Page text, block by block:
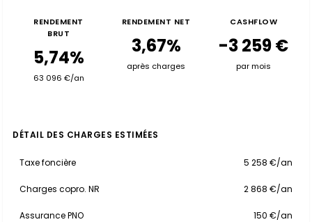
RENDEMENT
BRUT
5,74%
63 096 €/an
RENDEMENT NET
3,67%
après charges
CASHFLOW
-3 259 €
par mois
DÉTAIL DES CHARGES ESTIMÉES
Taxe foncière 5 258 €/an
Charges copro. NR 2 868 €/an
Assurance PNO 150 €/an